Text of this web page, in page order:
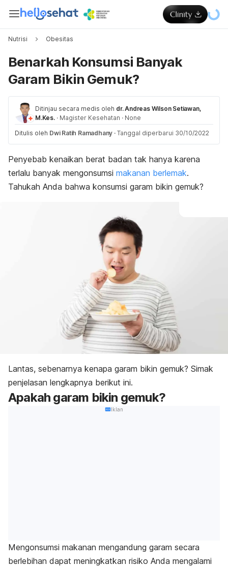
Nutrisi Obesitas
Benarkah Konsumsi Banyak
Garam Bikin Gemuk?
Ditinjau secara medis oleh dr. Andreas Wilson Setiawan,
M.Kes. · Magister Kesehatan · None
Ditulis oleh Dwi Ratih Ramadhany · Tanggal diperbarui 30/10/2022
Penyebab kenaikan berat badan tak hanya karena
terlalu banyak mengonsumsi makanan berlemak.
Tahukah Anda bahwa konsumsi garam bikin gemuk?
Lantas, sebenarnya kenapa garam bikin gemuk? Simak
penjelasan lengkapnya berikut ini.
Apakah garam bikin gemuk?
Iklan
Mengonsumsi makanan mengandung garam secara
berlebihan dapat meningkatkan risiko Anda mengalami